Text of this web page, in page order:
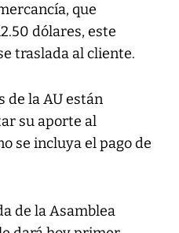
que
dólares, este
traslada al cliente.
de la AU están
su aporte al
se incluya el pago de
de la Asamblea